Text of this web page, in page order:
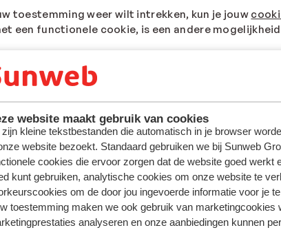
website maakt gebruik van cookies
zijn kleine tekstbestanden die automatisch in je browser
website bezoekt. Standaard gebruiken we bij Sunweb
cookies die ervoor zorgen dat de website goed werkt
kunt gebruiken, analytische cookies om onze website te
om de door jou ingevoerde informatie voor je
toestemming maken we ook gebruik van marketingcookies
analyseren en onze aanbiedingen kunnen
toestemming weer wilt intrekken, kun je jouw
een functionele cookie, is een andere
cookies wilt accepteren. Hoe je dit kunt instellen